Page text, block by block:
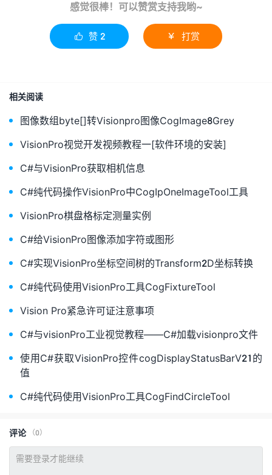
感觉很棒！可以赞赏支持我哟~
 赞 2  打赏
相关阅读
图像数组byte[]转Visionpro图像CogImage8Grey
VisionPro视觉开发视频教程一[软件环境的安装]
C#与VisionPro获取相机信息
C#纯代码操作VisionPro中CogIpOneImageTool工具
VisionPro棋盘格标定测量实例
C#给VisionPro图像添加字符或图形
C#实现VisionPro坐标空间树的Transform2D坐标转换
C#纯代码使用VisionPro工具CogFixtureTool
Vision Pro紧急许可证注意事项
C#与visionPro工业视觉教程——C#加载visionpro文件
使用C#获取VisionPro控件cogDisplayStatusBarV21的
值
C#纯代码使用VisionPro工具CogFindCircleTool
评论（0）